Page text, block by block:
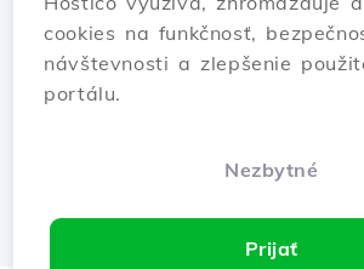
cookies na funkčnosť,
návštevnosti a zlepšenie
portálu.
Nezbytné
Prijať